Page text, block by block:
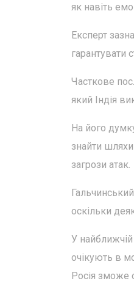
як навіть
Експерт
гарантувати
Часткове
який Індія
На його
знайти
загрози атак.
оскільки
У
очікують в
Росія зможе